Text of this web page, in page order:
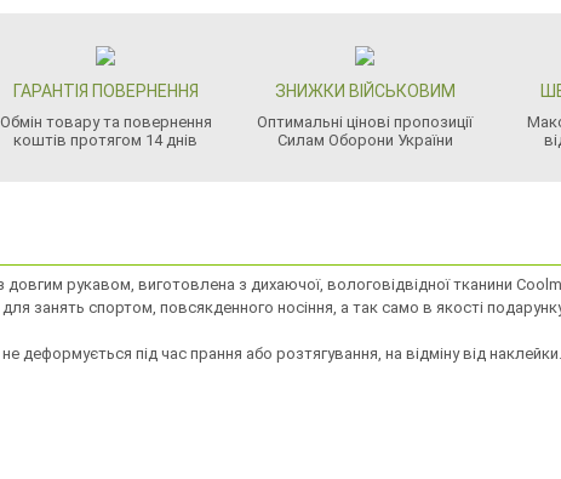
ГАРАНТІЯ ПОВЕРНЕННЯ
Обмін товару та повернення
коштів протягом 14 днів
ЗНИЖКИ ВІЙСЬКОВИМ
Оптимальні цінові пропозиції
Силам Оборони України
довгим рукавом, виготовлена ​​з дихаючої, вологовідвідної тканини
занять спортом, повсякденного носіння, а так само в якості
під час прання або розтягування, на відміну від наклейки.